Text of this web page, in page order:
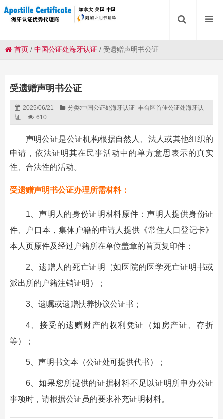
首页 /中国公证处海牙认证 / 受遗赠声明书公证
受遗赠声明书公证
2025/06/21 分类:中国公证处海牙认证 丰台区首佳公证处海牙认
证
610
声明公证是公证机构根据自然人、法人或其他组织的
申请，依法证明其在民事活动中的单方意思表示的真实
性、合法性的活动。
受遗赠声明书公证办理所需材料：
1、声明人的身份证明材料原件：声明人提供身份证
件、户口本，集体户籍的申请人提供《常住人口登记卡》
本人页原件及经过户籍所在单位盖章的首页复印件；
2、遗赠人的死亡证明（如医院的医学死亡证明书或
派出所的户籍注销证明）；
3、遗嘱或遗赠扶养协议公证书；
4、接受的遗赠财产的权利凭证（如房产证、存折
等）；
5、声明书文本（公证处可提供代书）；
6、如果您所提供的证据材料不足以证明所申办公证
事项时，请根据公证员的要求补充证明材料。